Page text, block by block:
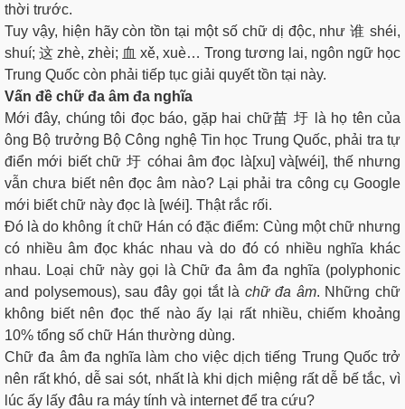
thời trước.
Tuy vậy, hiện hãy còn tồn tại một số chữ dị độc, như 谁 shéi,
shuí; 这 zhè, zhèi; 血 xě, xuè… Trong tương lai, ngôn ngữ học
Trung Quốc còn phải tiếp tục giải quyết tồn tại này.
Vấn đề chữ đa âm đa nghĩa
Mới đây, chúng tôi đọc báo, gặp hai chữ苗 圩 là họ tên của
ông Bộ trưởng Bộ Công nghệ Tin học Trung Quốc, phải tra tự
điển mới biết chữ 圩 cóhai âm đọc là[xu] và[wéi], thế nhưng
vẫn chưa biết nên đọc âm nào? Lại phải tra công cụ Google
mới biết chữ này đọc là [wéi]. Thật rắc rối.
Đó là do không ít chữ Hán có đặc điểm: Cùng một chữ nhưng
có nhiều âm đọc khác nhau và do đó có nhiều nghĩa khác
nhau. Loại chữ này gọi là Chữ đa âm đa nghĩa (polyphonic
and polysemous), sau đây gọi tắt làchữ đa âm. Những chữ
không biết nên đọc thế nào ấy lại rất nhiều, chiếm khoảng
10% tổng số chữ Hán thường dùng.
Chữ đa âm đa nghĩa làm cho việc dịch tiếng Trung Quốc trở
nên rất khó, dễ sai sót, nhất là khi dịch miệng rất dễ bế tắc, vì
lúc ấy lấy đâu ra máy tính và internet để tra cứu?